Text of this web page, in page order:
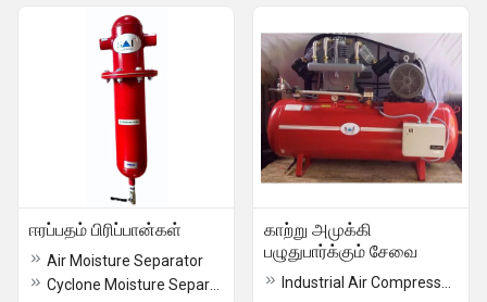
ஈரப்பதம் பிரிப்பான்கள்
Air Moisture Separator
காற்று அமுக்கி
பழுதுபார்க்கும் சேவை